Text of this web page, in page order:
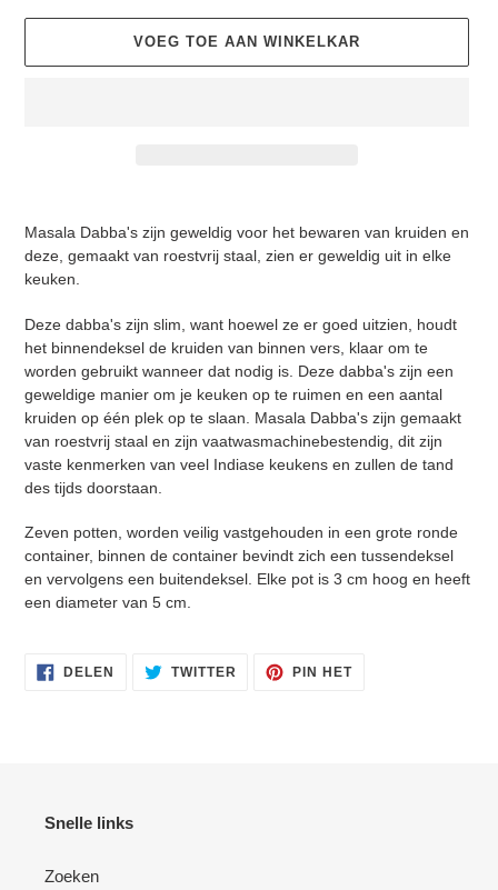
VOEG TOE AAN WINKELKAR
Masala Dabba's zijn geweldig voor het bewaren van kruiden en
deze, gemaakt van roestvrij staal, zien er geweldig uit in elke
keuken.
Deze dabba's zijn slim, want hoewel ze er goed uitzien, houdt
het binnendeksel de kruiden van binnen vers, klaar om te
worden gebruikt wanneer dat nodig is. Deze dabba's zijn een
geweldige manier om je keuken op te ruimen en een aantal
kruiden op één plek op te slaan. Masala Dabba's zijn gemaakt
van roestvrij staal en zijn vaatwasmachinebestendig, dit zijn
vaste kenmerken van veel Indiase keukens en zullen de tand
des tijds doorstaan.
Zeven potten, worden veilig vastgehouden in een grote ronde
container, binnen de container bevindt zich een tussendeksel
en vervolgens een buitendeksel. Elke pot is 3 cm hoog en heeft
een diameter van 5 cm.
DELEN DELEN OP FACEBOOK
TWITTER TWEET OP TWITTER
PIN HET
Snelle links
Zoeken